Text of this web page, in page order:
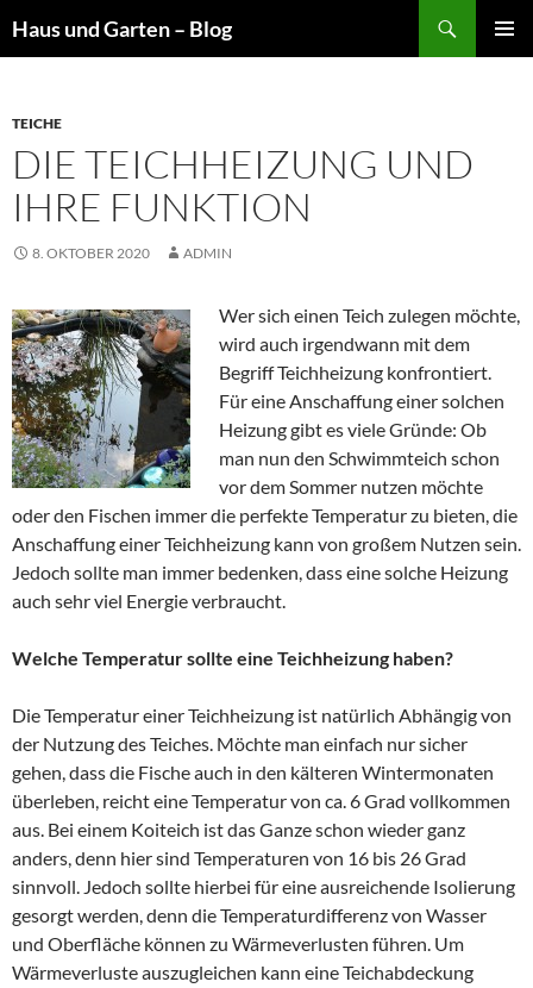
Haus und Garten – Blog
TEICHE
DIE TEICHHEIZUNG UND
IHRE FUNKTION
8. OKTOBER 2020 ADMIN
Wer sich einen Teich zulegen möchte,
wird auch irgendwann mit dem
Begriff Teichheizung konfrontiert.
Für eine Anschaffung einer solchen
Heizung gibt es viele Gründe: Ob
man nun den Schwimmteich schon
vor dem Sommer nutzen möchte
oder den Fischen immer die perfekte Temperatur zu bieten, die
Anschaffung einer Teichheizung kann von großem Nutzen sein.
Jedoch sollte man immer bedenken, dass eine solche Heizung
auch sehr viel Energie verbraucht.
Welche Temperatur sollte eine Teichheizung haben?
Die Temperatur einer Teichheizung ist natürlich Abhängig von
der Nutzung des Teiches. Möchte man einfach nur sicher
gehen, dass die Fische auch in den kälteren Wintermonaten
überleben, reicht eine Temperatur von ca. 6 Grad vollkommen
aus. Bei einem Koiteich ist das Ganze schon wieder ganz
anders, denn hier sind Temperaturen von 16 bis 26 Grad
sinnvoll. Jedoch sollte hierbei für eine ausreichende Isolierung
gesorgt werden, denn die Temperaturdifferenz von Wasser
und Oberfläche können zu Wärmeverlusten führen. Um
Wärmeverluste auszugleichen kann eine Teichabdeckung